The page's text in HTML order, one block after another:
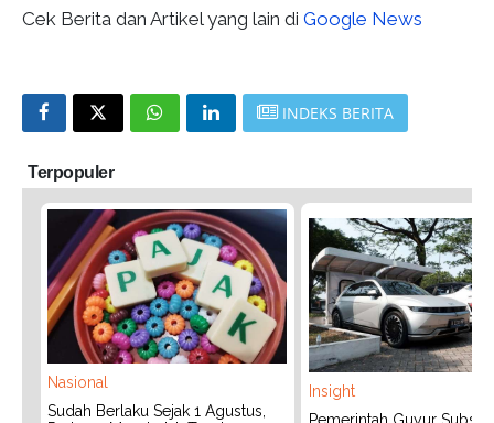
Cek Berita dan Artikel yang lain di Google News
INDEKS BERITA
Terpopuler
Nasional
Sudah Berlaku Sejak 1 Agustus,
Insight